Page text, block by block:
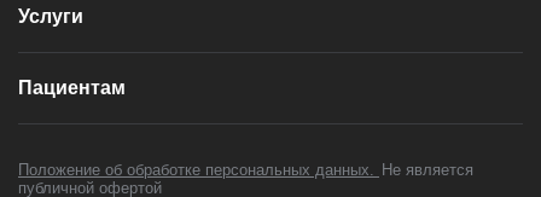
Услуги
Консультация и диагностика
Коронки
Пациентам
Цены
Положение об обработке персональных данных. Не является
публичной офертой